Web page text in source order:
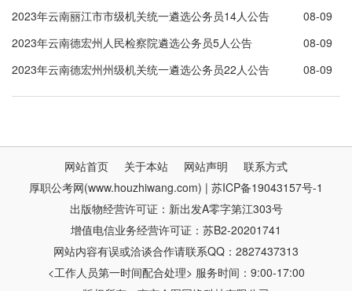
2023年云南丽江市市级机关统一遴选公务员14人公告
08-09
2023年云南德宏州人民检察院遴选公务员5人公告
08-09
2023年云南德宏州州级机关统一遴选公务员22人公告
08-09
网站首页 关于本站 网站声明
联系方式
厚职公考网(www.houzhiwang.com) | 苏ICP备19043157号-1
出版物经营许可证：新出发A零字第江303号
增值电信业务经营许可证：苏B2-20201741
网站内容有误或洽谈合作请联系QQ：2827437313
<工作人员第一时间配合处理> 服务时间：9:00-17:00